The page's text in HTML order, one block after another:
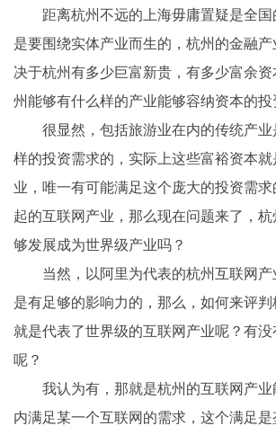
距离杭州不远的上海毋庸置疑是全
是要围绕实体产业而生的，杭州的金融
决于杭州有多少巨富新贵，有多少富余
州能够有什么样的产业能够容纳资本的投
很显然，包括旅游业在内的传统产
样的投资需求的，实际上这些富裕资本
业，唯一有可能满足这个庞大的投资需
起的互联网产业，那么现在问题来了，
够发展成为世界级产业吗？
当然，以阿里为代表的杭州互联网
是有足够的影响力的，那么，如何来评
就是代表了世界级的互联网产业呢？有
呢？
我认为有，那就是杭州的互联网产业
内满足某一个互联网的需求，这个满足